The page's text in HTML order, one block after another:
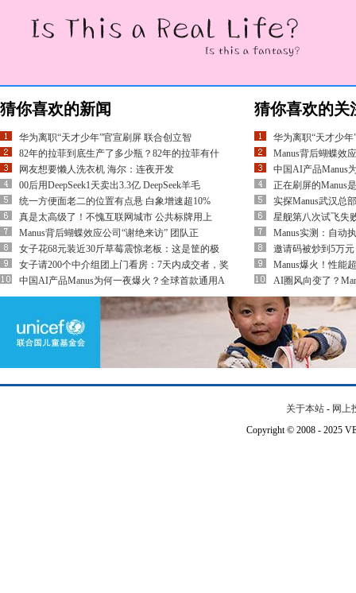
猜你喜欢的新闻
华为离职“天才少年”官宣刷屏 联合创立智
82年的拉菲到底生产了多少瓶？82年的拉菲有什
网友想要懒人洗衣机 海尔：连夜开发
00后用DeepSeek1天卖出3.3亿 DeepSeek羊毛
统一方便面老二的位置有点悬 白象增速超10%
真是太高级了！不愧互联网城市 公共标牌用上
Manus背后蝴蝶效应公司“谢绝来访” 团队正
女子花68元装近30斤草莓震惊老板：这是筐的极
女子请200个中介组团上门看房：7天内成交者，奖
中国AI产品Manus为何一夜爆火？全球首款通用A
猜你喜欢的关
华为离职“天才少
Manus背后蝴蝶效
中国AI产品Manus
正在刷屏的Manus
实探Manus武汉总
星舰第八次试飞失
Manus实测：自动
邀请码被炒到5万
Manus爆火！性能
AI圈风向变了？
关于本站 - 网上
Copyright © 2008 - 2025